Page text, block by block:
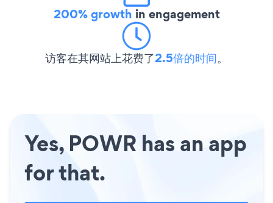
200% growth in engagement
访客在其网站上花费了2.5倍的时间。
Yes, POWR has an app
for that.